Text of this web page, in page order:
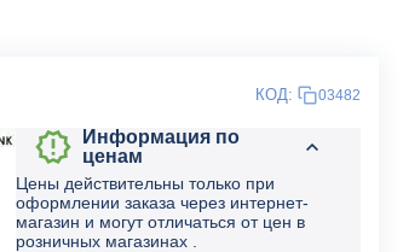
КОД: 03482
Информация по
ценам
Цены действительны только при
оформлении заказа через интернет-
магазин и могут отличаться от цен в
розничных магазинах .